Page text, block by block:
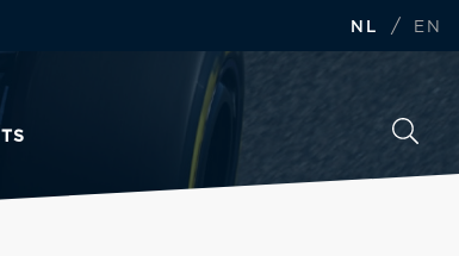
NL / EN